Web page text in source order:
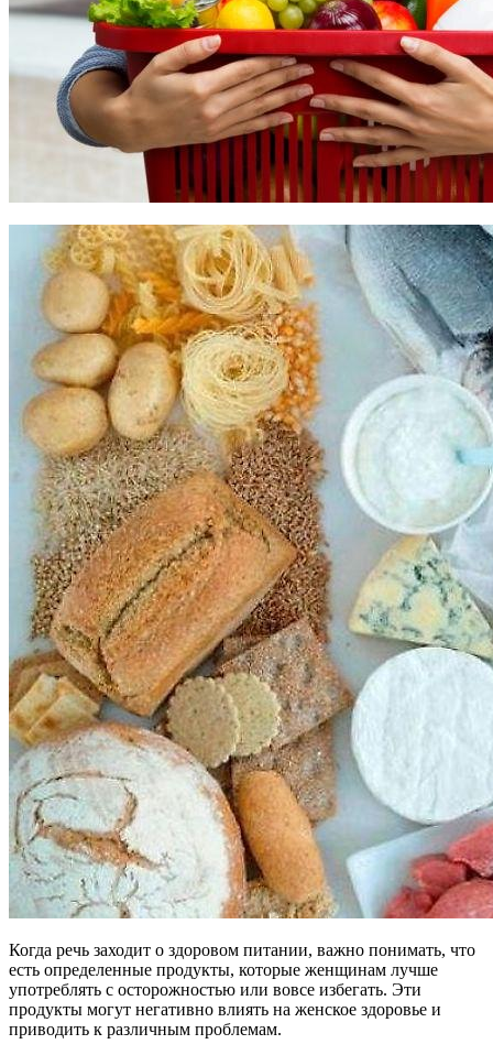
Когда речь заходит о здоровом питании, важно понимать, что
есть определенные продукты, которые женщинам лучше
употреблять с осторожностью или вовсе избегать. Эти
продукты могут негативно влиять на женское здоровье и
приводить к различным проблемам.